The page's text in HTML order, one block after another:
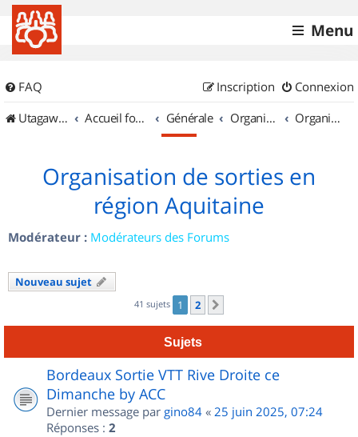
Menu
FAQ Connexion
Inscription
UtagawaVTT (Randos VTT et VTTAE avec traces GPS)
Accueil forum Générale Organisation de sorties & Recherche de partenaires Organisation de sorties en région Aquitaine
Organisation de sorties en
région Aquitaine
Modérateur : Modérateurs des Forums
Nouveau sujet
41 sujets 1 2
Sujets
Bordeaux Sortie VTT Rive Droite ce
Dimanche by ACC
Dernier message par gino84 « 25 juin 2025, 07:24
Réponses : 2